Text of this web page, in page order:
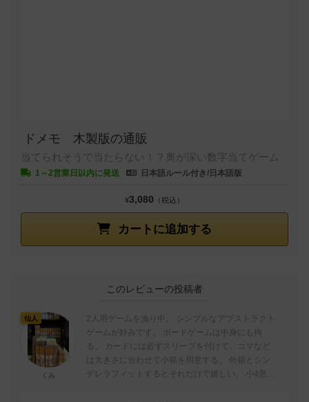
ドメモ 木製版の通販
当てられそうで当たらない！？奥が深い数字当てゲーム
1～2営業日以内に発送 日本語ルール付き/日本語版
カートに追加する
¥3,080 （税込）
このレビューの投稿者
仙人
くみ
2人用ゲームを漁り中。 シンプルなアブストラクト
ゲームが好みです。 ボードゲームは中身にも拘
る。 カードには必ずスリーブを付けて、コマなど
は大きさに合わせて小箱を用意する。 外箱とシン
デレラフィットするとそれだけで嬉しい。 小4息子